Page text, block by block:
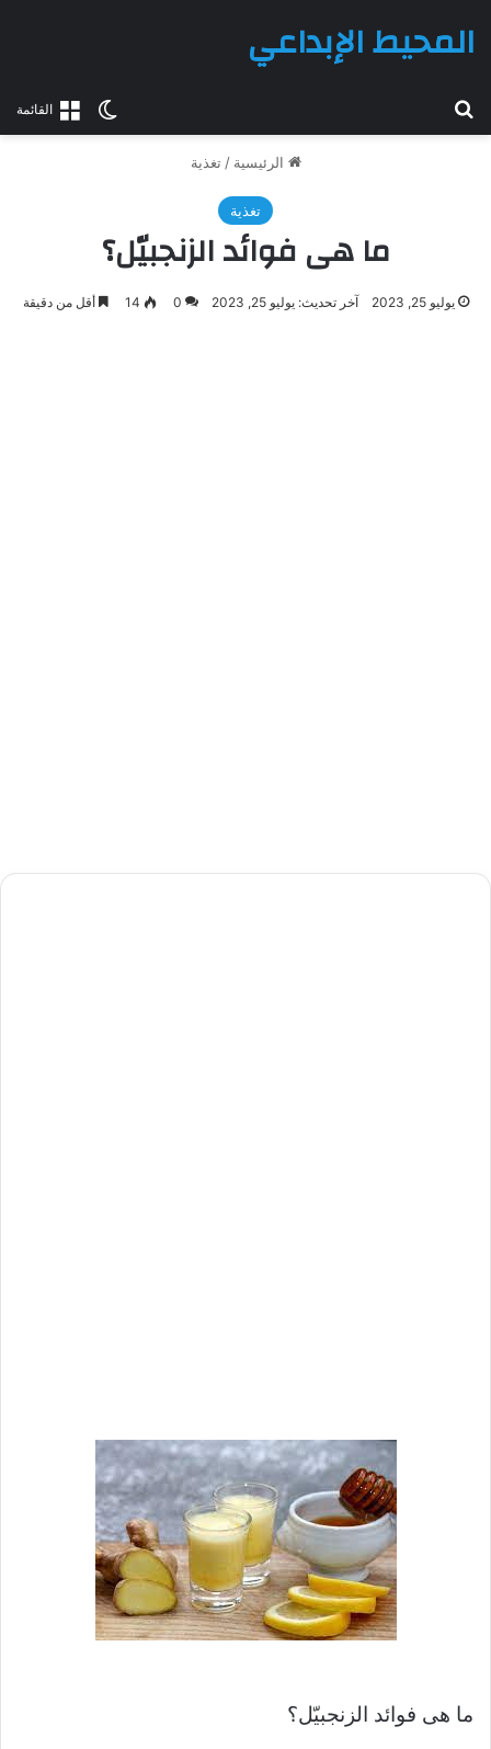
القائمةالوضع
المحيط الإبداعي
الرئيسية / تغذية
تغذية
ما هى فوائد الزنجبيّل؟
يوليو 25, 2023 آخر تحديث: يوليو 25, 2023 0
14 أقل من دقيقة
ما هى فوائد الزنجبيّل؟